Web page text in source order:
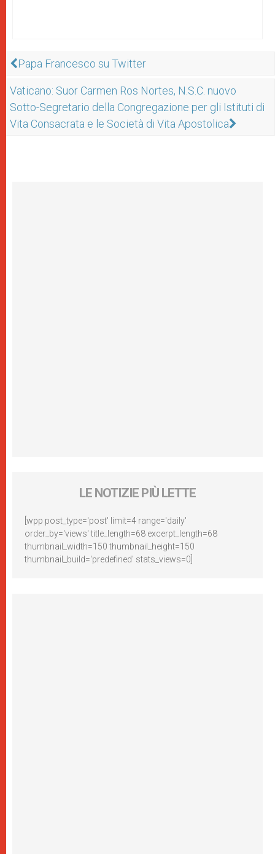
Papa Francesco su Twitter
Vaticano: Suor Carmen Ros Nortes, N.S.C. nuovo
Sotto-Segretario della Congregazione per gli Istituti di
Vita Consacrata e le Società di Vita Apostolica
LE NOTIZIE PIÙ LETTE
[wpp post_type='post' limit=4 range='daily'
order_by='views' title_length=68 excerpt_length=68
thumbnail_width=150 thumbnail_height=150
thumbnail_build='predefined' stats_views=0]